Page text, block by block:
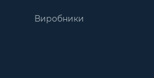
Виробники